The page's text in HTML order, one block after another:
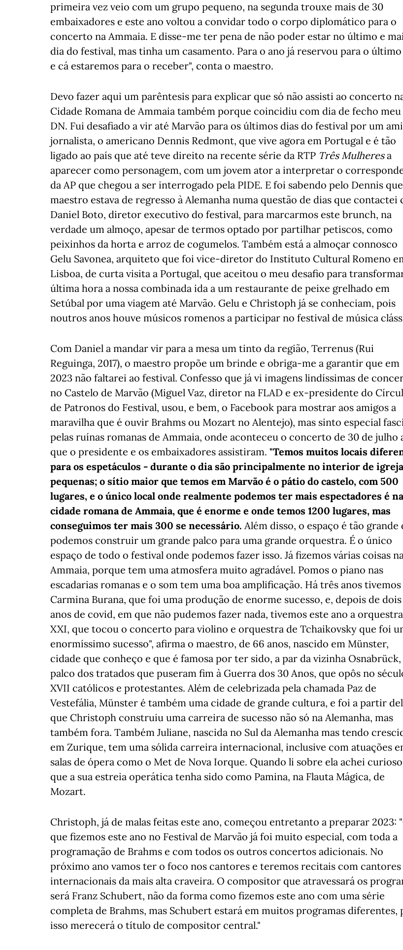
primeira vez veio com um grupo pequeno, na segunda trouxe mais de 30
embaixadores e este ano voltou a convidar todo o corpo diplomático para o
concerto na Ammaia. E disse-me ter pena de não poder estar no último e
dia do festival, mas tinha um casamento. Para o ano já reservou para o
e cá estaremos para o receber", conta o maestro.
Devo fazer aqui um parêntesis para explicar que só não assisti ao concerto
Cidade Romana de Ammaia também porque coincidiu com dia de fecho meu
DN. Fui desafiado a vir até Marvão para os últimos dias do festival por um
jornalista, o americano Dennis Redmont, que vive agora em Portugal e é tão
ligado ao país que até teve direito na recente série da RTP Três Mulheresa
aparecer como personagem, com um jovem ator a interpretar o
da AP que chegou a ser interrogado pela PIDE. E foi sabendo pelo Dennis
maestro estava de regresso à Alemanha numa questão de dias que contactei
Daniel Boto, diretor executivo do festival, para marcarmos este brunch, na
verdade um almoço, apesar de termos optado por partilhar petiscos, como
peixinhos da horta e arroz de cogumelos. Também está a almoçar connosco
Gelu Savonea, arquiteto que foi vice-diretor do Instituto Cultural Romeno
Lisboa, de curta visita a Portugal, que aceitou o meu desafio para
última hora a nossa combinada ida a um restaurante de peixe grelhado em
Setúbal por uma viagem até Marvão. Gelu e Christoph já se conheciam, pois
noutros anos houve músicos romenos a participar no festival de música
Com Daniel a mandar vir para a mesa um tinto da região, Terrenus (Rui
Reguinga, 2017), o maestro propõe um brinde e obriga-me a garantir que em
2023 não faltarei ao festival. Confesso que já vi imagens lindíssimas de
no Castelo de Marvão (Miguel Vaz, diretor na FLAD e ex-presidente do
de Patronos do Festival, usou, e bem, o Facebook para mostrar aos amigos a
maravilha que é ouvir Brahms ou Mozart no Alentejo), mas sinto especial
pelas ruínas romanas de Ammaia, onde aconteceu o concerto de 30 de julho
que o presidente e os embaixadores assistiram. "Temos muitos locais
para os espetáculos - durante o dia são principalmente no interior de
pequenas; o sítio maior que temos em Marvão é o pátio do castelo, com 500
lugares, e o único local onde realmente podemos ter mais espectadores é na
cidade romana de Ammaia, que é enorme e onde temos 1200 lugares, mas
conseguimos ter mais 300 se necessário. Além disso, o espaço é tão grande
podemos construir um grande palco para uma grande orquestra. É o único
espaço de todo o festival onde podemos fazer isso. Já fizemos várias coisas
Ammaia, porque tem uma atmosfera muito agradável. Pomos o piano nas
escadarias romanas e o som tem uma boa amplificação. Há três anos tivemos
Carmina Burana, que foi uma produção de enorme sucesso, e, depois de dois
anos de covid, em que não pudemos fazer nada, tivemos este ano a orquestra
XXI, que tocou o concerto para violino e orquestra de Tchaikovsky que foi
enormíssimo sucesso", afirma o maestro, de 66 anos, nascido em Münster,
cidade que conheço e que é famosa por ter sido, a par da vizinha Osnabrück,
palco dos tratados que puseram fim à Guerra dos 30 Anos, que opôs no
XVII católicos e protestantes. Além de celebrizada pela chamada Paz de
Vestefália, Münster é também uma cidade de grande cultura, e foi a partir
que Christoph construiu uma carreira de sucesso não só na Alemanha, mas
também fora. Também Juliane, nascida no Sul da Alemanha mas tendo
em Zurique, tem uma sólida carreira internacional, inclusive com atuações
salas de ópera como o Met de Nova Iorque. Quando li sobre ela achei curioso
que a sua estreia operática tenha sido como Pamina, na Flauta Mágica, de
Mozart.
Christoph, já de malas feitas este ano, começou entretanto a preparar 2023:
que fizemos este ano no Festival de Marvão já foi muito especial, com toda a
programação de Brahms e com todos os outros concertos adicionais. No
próximo ano vamos ter o foco nos cantores e teremos recitais com cantores
internacionais da mais alta craveira. O compositor que atravessará os
será Franz Schubert, não da forma como fizemos este ano com uma série
completa de Brahms, mas Schubert estará em muitos programas diferentes,
isso merecerá o título de compositor central."